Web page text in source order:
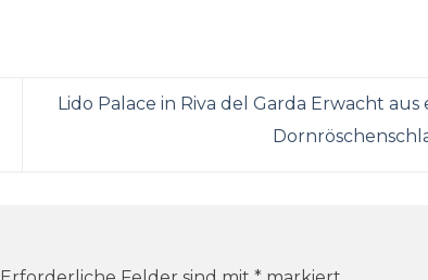
Lido Palace in Riva del Garda Erwacht aus